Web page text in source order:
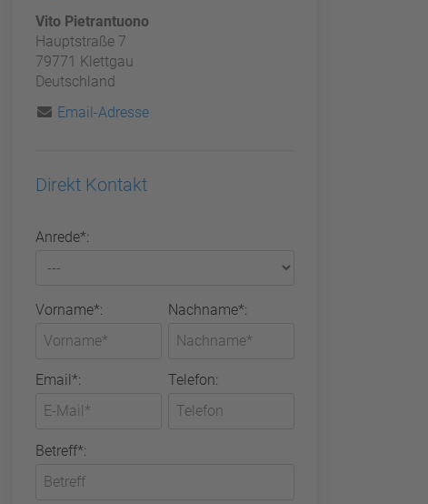
Vito Pietrantuono
Hauptstraße 7
79771 Klettgau
Deutschland
Email-Adresse
Direkt Kontakt
Anrede*:
Vorname*: Nachname*:
Email*: Telefon:
Betreff*: